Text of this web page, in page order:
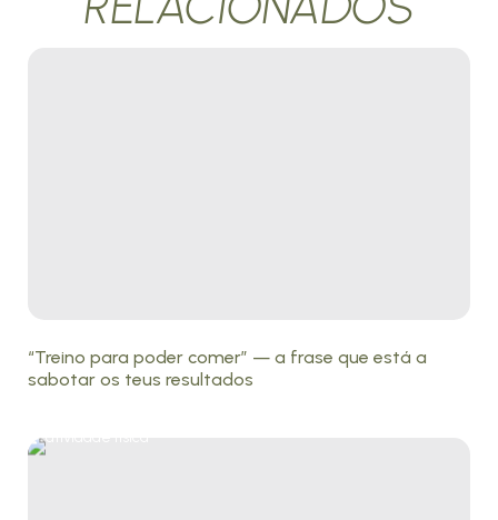
“Treino para poder comer” — a frase que está a
sabotar os teus resultados